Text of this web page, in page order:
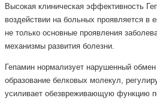
Высокая клиническая эффективность
воздействии на больных проявляется в
не только основные проявления
механизмы развития болезни.
Гепамин нормализует нарушенный
образование белковых молекул,
усиливает обезвреживающую функцию